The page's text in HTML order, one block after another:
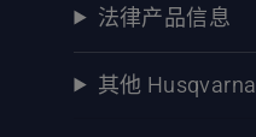
法律产品信息
其他